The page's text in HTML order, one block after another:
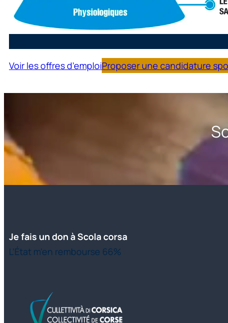
Voir les offres d’emploiProposer une candidature
Je fais un don à Scola corsa
L’État m’en rembourse 66%